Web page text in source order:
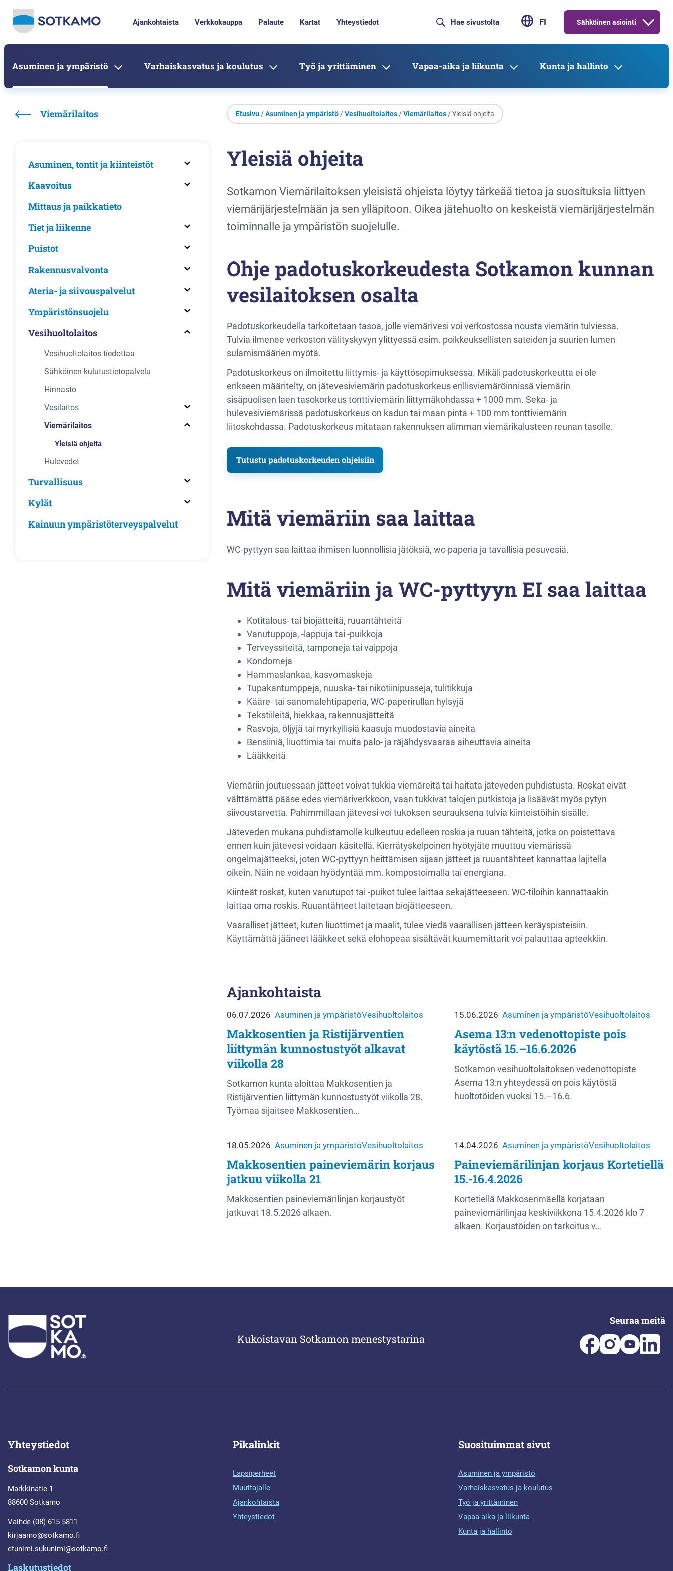
Ajankohtaista Verkkokauppa Palaute Kartat Yhteystiedot FI Sähköinen asiointi
Asuminen ja ympäristö Varhaiskasvatus ja koulutus Työ ja yrittäminen Vapaa-aika ja liikunta Kunta ja hallinto
Viemärilaitos
Asuminen, tontit ja kiinteistöt
Kaavoitus
Mittaus ja paikkatieto
Tiet ja liikenne
Puistot
Rakennusvalvonta
Ateria- ja siivouspalvelut
Ympäristönsuojelu
Vesihuoltolaitos
Vesihuoltolaitos tiedottaa
Sähköinen kulutustietopalvelu
Hinnasto
Vesilaitos
Viemärilaitos
Yleisiä ohjeita
Hulevedet
Turvallisuus
Kylät
Kainuun ympäristöterveyspalvelut
Etusivu /Asuminen ja ympäristö /Vesihuoltolaitos /Viemärilaitos / Yleisiä ohjeita
Yleisiä ohjeita
Sotkamon Viemärilaitoksen yleisistä ohjeista löytyy tärkeää tietoa ja suosituksia liittyen
viemärijärjestelmään ja sen ylläpitoon. Oikea jätehuolto on keskeistä viemärijärjestelmän
toiminnalle ja ympäristön suojelulle.
Ohje padotuskorkeudesta Sotkamon kunnan
vesilaitoksen osalta
Padotuskorkeudella tarkoitetaan tasoa, jolle viemärivesi voi verkostossa nousta viemärin tulviessa.
Tulvia ilmenee verkoston välityskyvyn ylittyessä esim. poikkeuksellisten sateiden ja suurien lumen
sulamismäärien myötä.
Padotuskorkeus on ilmoitettu liittymis- ja käyttösopimuksessa. Mikäli padotuskorkeutta ei ole
erikseen määritelty, on jätevesiviemärin padotuskorkeus erillisviemäröinnissä viemärin
sisäpuolisen laen tasokorkeus tonttiviemärin liittymäkohdassa + 1000 mm. Seka- ja
hulevesiviemärissä padotuskorkeus on kadun tai maan pinta + 100 mm tonttiviemärin
liitoskohdassa. Padotuskorkeus mitataan rakennuksen alimman viemärikalusteen reunan tasolle.
Tutustu padotuskorkeuden ohjeisiin
Mitä viemäriin saa laittaa
WC-pyttyyn saa laittaa ihmisen luonnollisia jätöksiä, wc-paperia ja tavallisia pesuvesiä.
Mitä viemäriin ja WC-pyttyyn EI saa laittaa
Kotitalous- tai biojätteitä, ruuantähteitä
Vanutuppoja, -lappuja tai -puikkoja
Terveyssiteitä, tamponeja tai vaippoja
Kondomeja
Hammaslankaa, kasvomaskeja
Tupakantumppeja, nuuska- tai nikotiinipusseja, tulitikkuja
Kääre- tai sanomalehtipaperia, WC-paperirullan hylsyjä
Tekstiileitä, hiekkaa, rakennusjätteitä
Rasvoja, öljyjä tai myrkyllisiä kaasuja muodostavia aineita
Bensiiniä, liuottimia tai muita palo- ja räjähdysvaaraa aiheuttavia aineita
Lääkkeitä
Viemäriin joutuessaan jätteet voivat tukkia viemäreitä tai haitata jäteveden puhdistusta. Roskat eivät
välttämättä pääse edes viemäriverkkoon, vaan tukkivat talojen putkistoja ja lisäävät myös pytyn
siivoustarvetta. Pahimmillaan jätevesi voi tukoksen seurauksena tulvia kiinteistöihin sisälle.
Jäteveden mukana puhdistamolle kulkeutuu edelleen roskia ja ruuan tähteitä, jotka on poistettava
ennen kuin jätevesi voidaan käsitellä. Kierrätyskelpoinen hyötyjäte muuttuu viemärissä
ongelmajätteeksi, joten WC-pyttyyn heittämisen sijaan jätteet ja ruuantähteet kannattaa lajitella
oikein. Näin ne voidaan hyödyntää mm. kompostoimalla tai energiana.
Kiinteät roskat, kuten vanutupot tai -puikot tulee laittaa sekajätteeseen. WC-tiloihin kannattaakin
laittaa oma roskis. Ruuantähteet laitetaan biojätteeseen.
Vaaralliset jätteet, kuten liuottimet ja maalit, tulee viedä vaarallisen jätteen keräyspisteisiin.
Käyttämättä jääneet lääkkeet sekä elohopeaa sisältävät kuumemittarit voi palauttaa apteekkiin.
Ajankohtaista
06.07.2026 Asuminen ja ympäristöVesihuoltolaitos
Makkosentien ja Ristijärventien
liittymän kunnostustyöt alkavat
viikolla 28
Sotkamon kunta aloittaa Makkosentien ja
Ristijärventien liittymän kunnostustyöt viikolla 28.
Työmaa sijaitsee Makkosentien…
15.06.2026 Asuminen ja ympäristöVesihuoltolaitos
Asema 13:n vedenottopiste pois
käytöstä 15.–16.6.2026
Sotkamon vesihuoltolaitoksen vedenottopiste
Asema 13:n yhteydessä on pois käytöstä
huoltotöiden vuoksi 15.–16.6.
18.05.2026 Asuminen ja ympäristöVesihuoltolaitos
Makkosentien paineviemärin korjaus
jatkuu viikolla 21
Makkosentien paineviemärilinjan korjaustyöt
jatkuvat 18.5.2026 alkaen.
14.04.2026 Asuminen ja ympäristöVesihuoltolaitos
Paineviemärilinjan korjaus Kortetiellä
15.-16.4.2026
Kortetiellä Makkosenmäellä korjataan
paineviemärilinjaa keskiviikkona 15.4.2026 klo 7
alkaen. Korjaustöiden on tarkoitus v…
Kukoistavan Sotkamon menestystarina
Seuraa meitä
Yhteystiedot
Sotkamon kunta
Markkinatie 1
88600 Sotkamo
Vaihde (08) 615 5811
kirjaamo@sotkamo.fi
etunimi.sukunimi@sotkamo.fi
Laskutustiedot
Pikalinkit
Lapsiperheet
Muuttajalle
Ajankohtaista
Yhteystiedot
Suosituimmat sivut
Asuminen ja ympäristö
Varhaiskasvatus ja koulutus
Työ ja yrittäminen
Vapaa-aika ja liikunta
Kunta ja hallinto